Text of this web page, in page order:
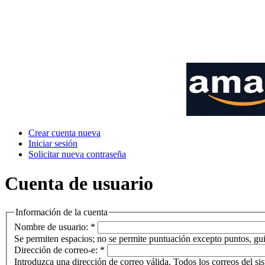
Crear cuenta nueva
Iniciar sesión
Solicitar nueva contraseña
Cuenta de usuario
Información de la cuenta
Nombre de usuario: *
Se permiten espacios; no se permite puntuación excepto puntos,
Dirección de correo-e: *
Introduzca una dirección de correo válida. Todos los correos del